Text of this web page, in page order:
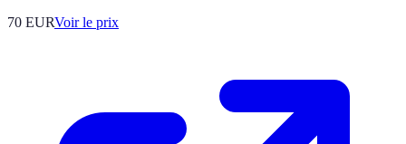
70 EURVoir le prix